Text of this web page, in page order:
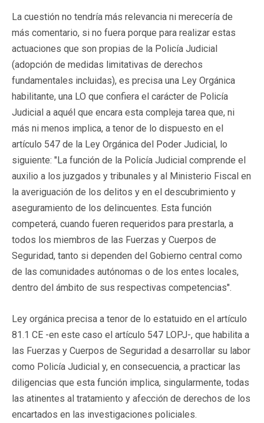
La cuestión no tendría más relevancia ni merecería de
más comentario, si no fuera porque para realizar estas
actuaciones que son propias de la Policía Judicial
(adopción de medidas limitativas de derechos
fundamentales incluidas), es precisa una Ley Orgánica
habilitante, una LO que confiera el carácter de Policía
Judicial a aquél que encara esta compleja tarea que, ni
más ni menos implica, a tenor de lo dispuesto en el
artículo 547 de la Ley Orgánica del Poder Judicial, lo
siguiente: "La función de la Policía Judicial comprende el
auxilio a los juzgados y tribunales y al Ministerio Fiscal en
la averiguación de los delitos y en el descubrimiento y
aseguramiento de los delincuentes. Esta función
competerá, cuando fueren requeridos para prestarla, a
todos los miembros de las Fuerzas y Cuerpos de
Seguridad, tanto si dependen del Gobierno central como
de las comunidades autónomas o de los entes locales,
dentro del ámbito de sus respectivas competencias".
Ley orgánica precisa a tenor de lo estatuido en el artículo
81.1 CE -en este caso el artículo 547 LOPJ-, que habilita a
las Fuerzas y Cuerpos de Seguridad a desarrollar su labor
como Policía Judicial y, en consecuencia, a practicar las
diligencias que esta función implica, singularmente, todas
las atinentes al tratamiento y afección de derechos de los
encartados en las investigaciones policiales.